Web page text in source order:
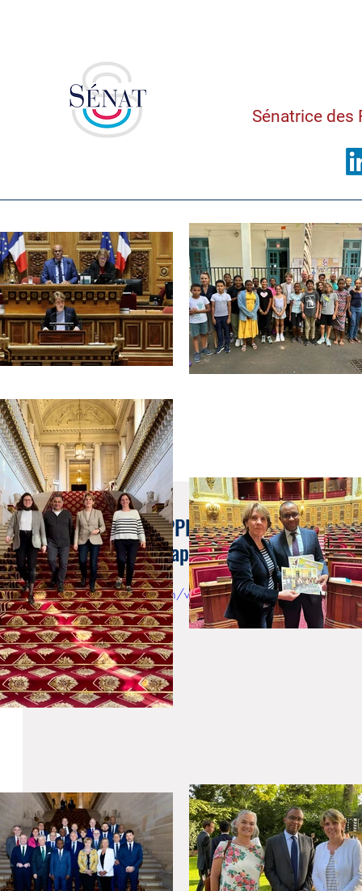
Sénatrice des
Séance publique : PPL Accompagnement
situation de handicap
23 janv. 2024
ttps://www.youtube.com/watch?v=snCPdoXsDfc